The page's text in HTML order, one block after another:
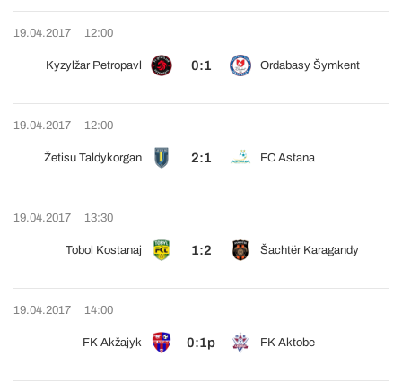
19.04.2017 12:00
Kyzylžar Petropavl 0:1 Ordabasy Šymkent
19.04.2017 12:00
Žetisu Taldykorgan 2:1 FC Astana
19.04.2017 13:30
Tobol Kostanaj 1:2 Šachtër Karagandy
19.04.2017 14:00
FK Akžajyk 0:1p FK Aktobe